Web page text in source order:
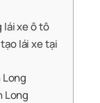
lái xe ô tô
lái xe tại
Long
Long